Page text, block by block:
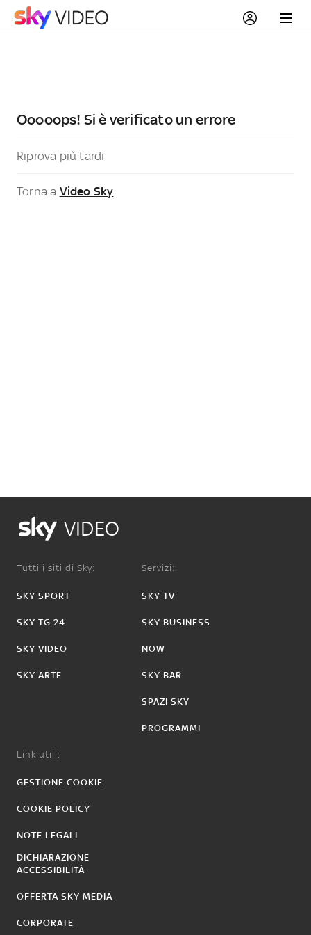
Ooooops! Si è verificato un errore
Riprova più tardi
Torna a Video Sky
VIDEO
Tutti i siti di Sky:
SKY SPORT
SKY TG 24
SKY VIDEO
SKY ARTE
Servizi:
SKY TV
SKY BUSINESS
NOW
SKY BAR
SPAZI SKY
PROGRAMMI
Link utili:
GESTIONE COOKIE
COOKIE POLICY
NOTE LEGALI
DICHIARAZIONE
ACCESSIBILITÀ
OFFERTA SKY MEDIA
CORPORATE